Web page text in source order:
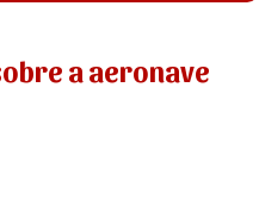
a aeronave